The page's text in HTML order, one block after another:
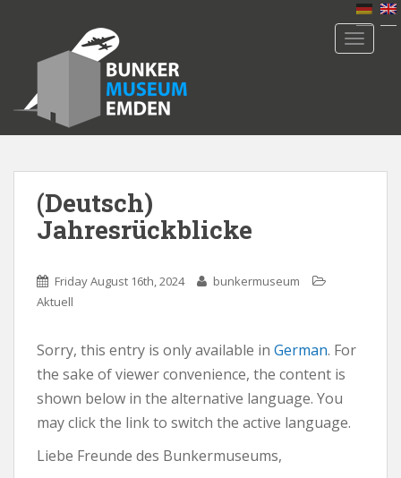
m
(Deutsch)
Jahresrückblicke
Friday August 16th, 2024
bunkermuseum
Aktuell
Sorry, this entry is only available in German. For
the sake of viewer convenience, the content is
shown below in the alternative language. You
may click the link to switch the active language.
Liebe Freunde des Bunkermuseums,